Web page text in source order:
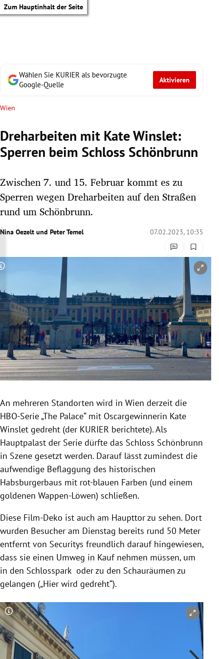
Zum Hauptinhalt der Seite
Untermenü
Untermenü
Untermenü
Untermenü
Untermenü
Untermenü
Untermenü
Wählen Sie KURIER als bevorzugte
Google-Quelle
Aktivieren
Wien
Dreharbeiten mit Kate Winslet:
Sperren beim Schloss Schönbrunn
Zwischen 7. und 15. Februar kommt es zu
Sperren wegen Dreharbeiten auf den Straßen
rund um Schönbrunn.
Nina Oezelt und Peter Temel 07.02.2023, 10:35
Copyright-Hinweis öffnen/schließen
An mehreren Standorten wird in Wien derzeit die
HBO-Serie „The Palace“ mit Oscargewinnerin Kate
Winslet gedreht (der KURIER berichtete). Als
Hauptpalast der Serie dürfte das Schloss Schönbrunn
in Szene gesetzt werden. Darauf lässt zumindest die
aufwendige Beflaggung des historischen
Habsburgerbaus mit rot-blauen Farben (und einem
goldenen Wappen-Löwen) schließen.
Diese Film-Deko ist auch am Haupttor zu sehen. Dort
wurden Besucher am Dienstag bereits rund 50 Meter
entfernt von Securitys freundlich darauf hingewiesen,
dass sie einen Umweg in Kauf nehmen müssen, um
in den Schlosspark oder zu den Schauräumen zu
gelangen („Hier wird gedreht“).
Copyright-Hinweis öffnen/schließen